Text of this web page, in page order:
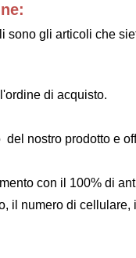
sono gli articoli che
di acquisto.
nostro prodotto e
con il 100% di
il numero di